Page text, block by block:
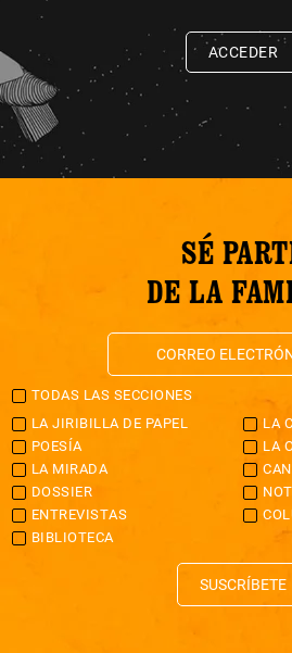
ACCEDER
SÉ
DE LA
TODAS LAS SECCIONES
LA JIRIBILLA DE PAPEL
LA
POESÍA
LA
LA MIRADA
DOSSIER
ENTREVISTAS
BIBLIOTECA
SUSCRÍBETE